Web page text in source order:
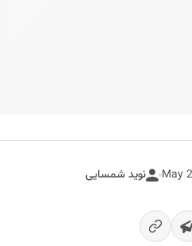
نوید شمسایی